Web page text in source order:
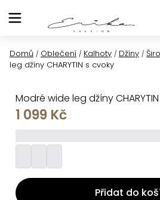
na
Domů / Oblečení / Kalhoty / Džíny /
leg džíny CHARYTIN s cvoky
Modré wide leg džíny
1 099 Kč
Přidat do